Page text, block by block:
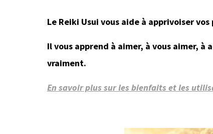
Le Reiki Usui vous aide à apprivoiser
Il vous apprend à aimer, à vous aimer,
vraiment.
En savoir plus sur les bienfaits et les